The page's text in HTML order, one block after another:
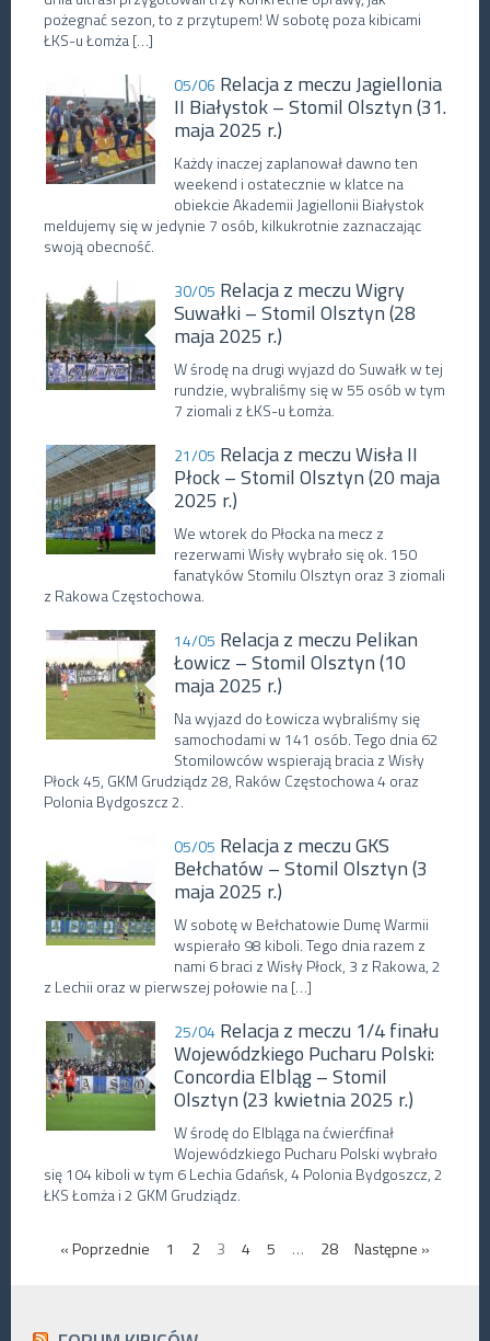
pożegnać sezon, to z przytupem! W sobotę poza kibicami
ŁKS-u Łomża […]
05/06 Relacja z meczu Jagiellonia
II Białystok – Stomil Olsztyn (31.
maja 2025 r.)
Każdy inaczej zaplanował dawno ten
weekend i ostatecznie w klatce na
obiekcie Akademii Jagiellonii Białystok
meldujemy się w jedynie 7 osób, kilkukrotnie zaznaczając
swoją obecność.
30/05 Relacja z meczu Wigry
Suwałki – Stomil Olsztyn (28
maja 2025 r.)
W środę na drugi wyjazd do Suwałk w tej
rundzie, wybraliśmy się w 55 osób w tym
7 ziomali z ŁKS-u Łomża.
21/05 Relacja z meczu Wisła II
Płock – Stomil Olsztyn (20 maja
2025 r.)
We wtorek do Płocka na mecz z
rezerwami Wisły wybrało się ok. 150
fanatyków Stomilu Olsztyn oraz 3 ziomali
z Rakowa Częstochowa.
14/05 Relacja z meczu Pelikan
Łowicz – Stomil Olsztyn (10
maja 2025 r.)
Na wyjazd do Łowicza wybraliśmy się
samochodami w 141 osób. Tego dnia 62
Stomilowców wspierają bracia z Wisły
Płock 45, GKM Grudziądz 28, Raków Częstochowa 4 oraz
Polonia Bydgoszcz 2.
05/05 Relacja z meczu GKS
Bełchatów – Stomil Olsztyn (3
maja 2025 r.)
W sobotę w Bełchatowie Dumę Warmii
wspierało 98 kiboli. Tego dnia razem z
nami 6 braci z Wisły Płock, 3 z Rakowa, 2
z Lechii oraz w pierwszej połowie na […]
25/04 Relacja z meczu 1/4 finału
Wojewódzkiego Pucharu Polski:
Concordia Elbląg – Stomil
Olsztyn (23 kwietnia 2025 r.)
W środę do Elbląga na ćwierćfinał
Wojewódzkiego Pucharu Polski wybrało
się 104 kiboli w tym 6 Lechia Gdańsk, 4 Polonia Bydgoszcz, 2
ŁKS Łomża i 2 GKM Grudziądz.
« Poprzednie 1 2 3 4 5 … 28 Następne »